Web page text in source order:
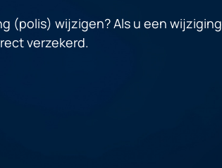
(polis) wijzigen? Als u een wijziging
verzekerd.